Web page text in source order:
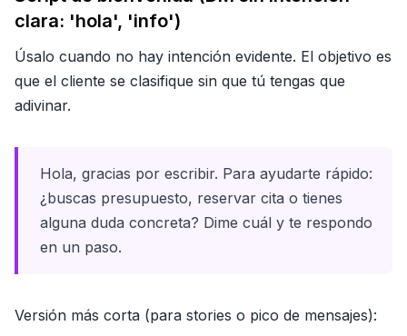
clara: 'hola', 'info')
Úsalo cuando no hay intención evidente. El objetivo es
que el cliente se clasifique sin que tú tengas que
adivinar.
Hola, gracias por escribir. Para ayudarte rápido:
¿buscas presupuesto, reservar cita o tienes
alguna duda concreta? Dime cuál y te respondo
en un paso.
Versión más corta (para stories o pico de mensajes):